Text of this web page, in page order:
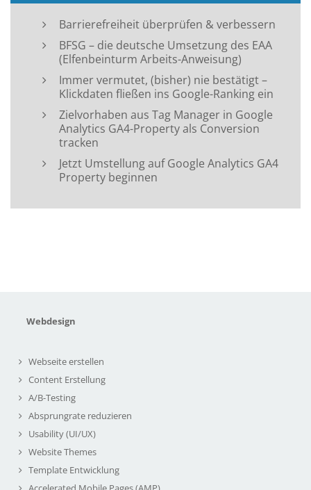
Barrierefreiheit überprüfen & verbessern
BFSG – die deutsche Umsetzung des EAA
(Elfenbeinturm Arbeits-Anweisung)
Immer vermutet, (bisher) nie bestätigt –
Klickdaten fließen ins Google-Ranking ein
Zielvorhaben aus Tag Manager in Google
Analytics GA4-Property als Conversion
tracken
Jetzt Umstellung auf Google Analytics GA4
Property beginnen
Webdesign
Webseite erstellen
Content Erstellung
A/B-Testing
Absprungrate reduzieren
Usability (UI/UX)
Website Themes
Template Entwicklung